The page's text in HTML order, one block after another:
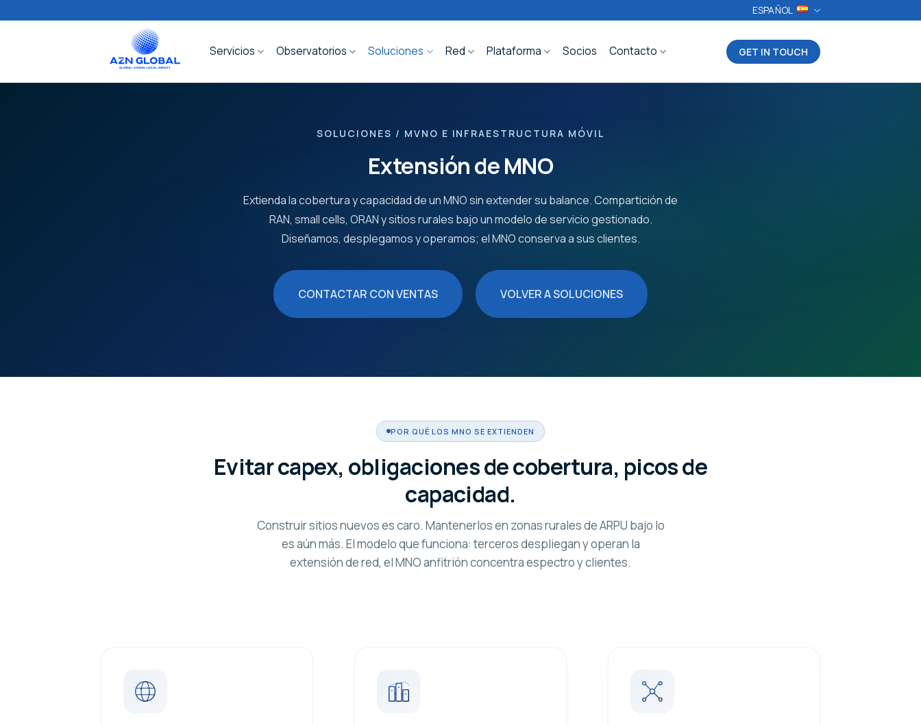
ESPAÑOL
Servicios Observatorios Soluciones Red Plataforma Socios Contacto GET IN TOUCH
SOLUCIONES / MVNO E INFRAESTRUCTURA MÓVIL
Extensión de MNO
Extienda la cobertura y capacidad de un MNO sin extender su balance. Compartición de
RAN, small cells, ORAN y sitios rurales bajo un modelo de servicio gestionado.
Diseñamos, desplegamos y operamos; el MNO conserva a sus clientes.
CONTACTAR CON VENTAS VOLVER A SOLUCIONES
POR QUÉ LOS MNO SE EXTIENDEN
Evitar capex, obligaciones de cobertura, picos de
capacidad.
Construir sitios nuevos es caro. Mantenerlos en zonas rurales de ARPU bajo lo
es aún más. El modelo que funciona: terceros despliegan y operan la
extensión de red, el MNO anfitrión concentra espectro y clientes.